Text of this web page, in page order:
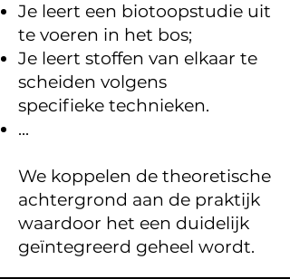
Je leert een biotoopstudie uit
te voeren in het bos;
Je leert stoffen van elkaar te
scheiden volgens
specifieke technieken.
...
We koppelen de theoretische
achtergrond aan de praktijk
waardoor het een duidelijk
geïntegreerd geheel wordt.